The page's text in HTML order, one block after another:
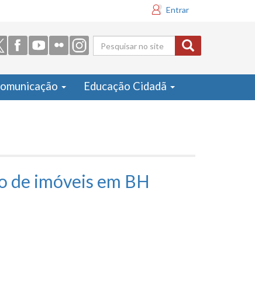
Entrar
Formulário
de busca
Educação Cidadã
de imóveis em BH